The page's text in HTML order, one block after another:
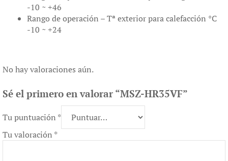
-10 ~ +46
Rango de operación – Tª exterior para calefacción °C
-10 ~ +24
No hay valoraciones aún.
Sé el primero en valorar “MSZ-HR35VF”
Tu puntuación *
Tu valoración *